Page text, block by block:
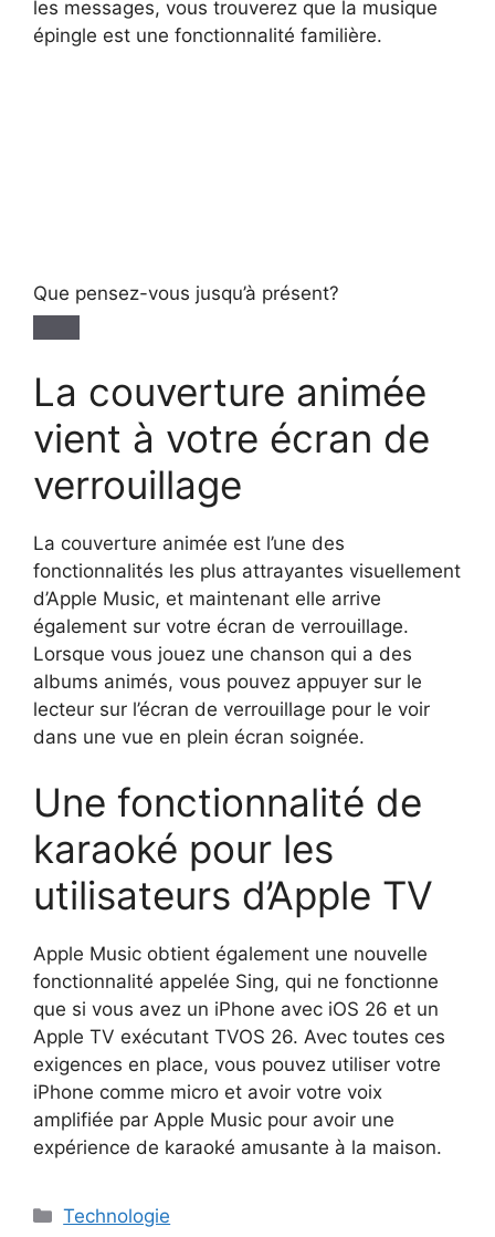
les messages, vous trouverez que la musique
épingle est une fonctionnalité familière.
Que pensez-vous jusqu’à présent?
La couverture animée
vient à votre écran de
verrouillage
La couverture animée est l’une des
fonctionnalités les plus attrayantes visuellement
d’Apple Music, et maintenant elle arrive
également sur votre écran de verrouillage.
Lorsque vous jouez une chanson qui a des
albums animés, vous pouvez appuyer sur le
lecteur sur l’écran de verrouillage pour le voir
dans une vue en plein écran soignée.
Une fonctionnalité de
karaoké pour les
utilisateurs d’Apple TV
Apple Music obtient également une nouvelle
fonctionnalité appelée Sing, qui ne fonctionne
que si vous avez un iPhone avec iOS 26 et un
Apple TV exécutant TVOS 26. Avec toutes ces
exigences en place, vous pouvez utiliser votre
iPhone comme micro et avoir votre voix
amplifiée par Apple Music pour avoir une
expérience de karaoké amusante à la maison.
Catégories
Technologie